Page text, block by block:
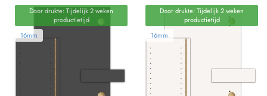
Door drukte: Tijdelijk 2 weken
productietijd
16mm
Door drukte: Tijdelijk 2 weken
productietijd
16mm